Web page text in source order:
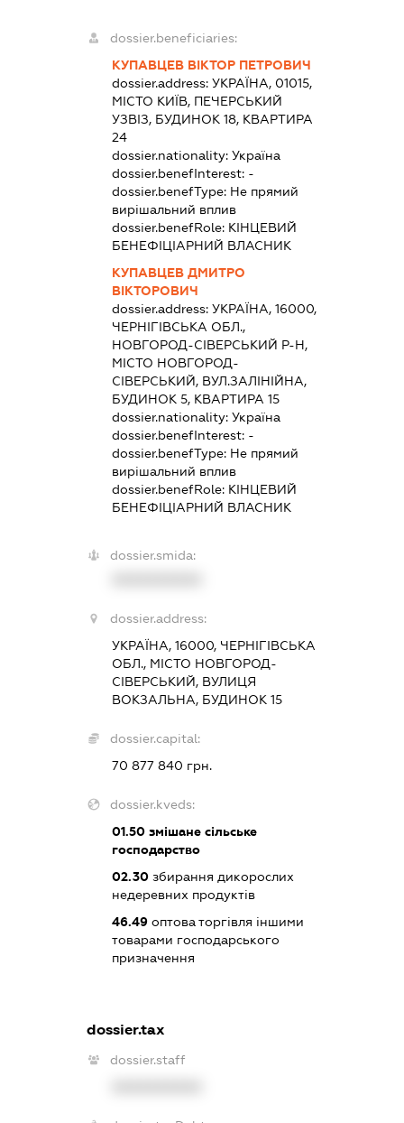
dossier.beneficiaries:
КУПАВЦЕВ ВІКТОР ПЕТРОВИЧ
dossier.address: УКРАЇНА, 01015,
МІСТО КИЇВ, ПЕЧЕРСЬКИЙ
УЗВІЗ, БУДИНОК 18, КВАРТИРА
24
dossier.nationality: Україна
dossier.benefInterest: -
dossier.benefType: Не прямий
вирішальний вплив
dossier.benefRole: КІНЦЕВИЙ
БЕНЕФІЦІАРНИЙ ВЛАСНИК
КУПАВЦЕВ ДМИТРО
ВІКТОРОВИЧ
dossier.address: УКРАЇНА, 16000,
ЧЕРНІГІВСЬКА ОБЛ.,
НОВГОРОД-СІВЕРСЬКИЙ Р-Н,
МІСТО НОВГОРОД-
СІВЕРСЬКИЙ, ВУЛ.ЗАЛІНІЙНА,
БУДИНОК 5, КВАРТИРА 15
dossier.nationality: Україна
dossier.benefInterest: -
dossier.benefType: Не прямий
вирішальний вплив
dossier.benefRole: КІНЦЕВИЙ
БЕНЕФІЦІАРНИЙ ВЛАСНИК
dossier.smida:
dossier.address:
УКРАЇНА, 16000, ЧЕРНІГІВСЬКА
ОБЛ., МІСТО НОВГОРОД-
СІВЕРСЬКИЙ, ВУЛИЦЯ
ВОКЗАЛЬНА, БУДИНОК 15
dossier.capital:
70 877 840 грн.
dossier.kveds:
01.50змішане сільське
господарство
02.30збирання дикорослих
недеревних продуктів
46.49оптова торгівля іншими
товарами господарського
призначення
dossier.tax
dossier.staff